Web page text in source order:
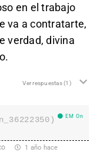
en el trabajo
va a contratarte,
verdad, divina
Ver respuestas(1)
EM On
1 año hace